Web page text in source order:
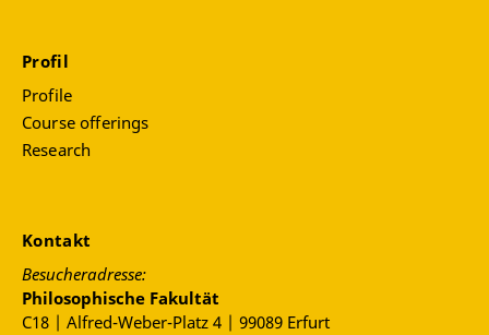
Profil
Profile
Course offerings
Research
Kontakt
Besucheradresse:
Philosophische Fakultät
C18 | Alfred-Weber-Platz 4 | 99089 Erfurt